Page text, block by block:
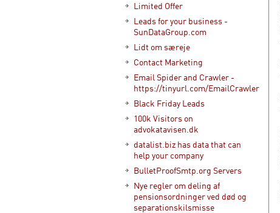
Limited Offer
Leads for your business -
SunDataGroup.com
Lidt om særeje
Contact Marketing
Email Spider and Crawler -
https://tinyurl.com/EmailCrawler
Black Friday Leads
100k Visitors on
advokatavisen.dk
datalist.biz has data that can
help your company
BulletProofSmtp.org Servers
Nye regler om deling af
pensionsordninger ved død og
separationskilsmisse